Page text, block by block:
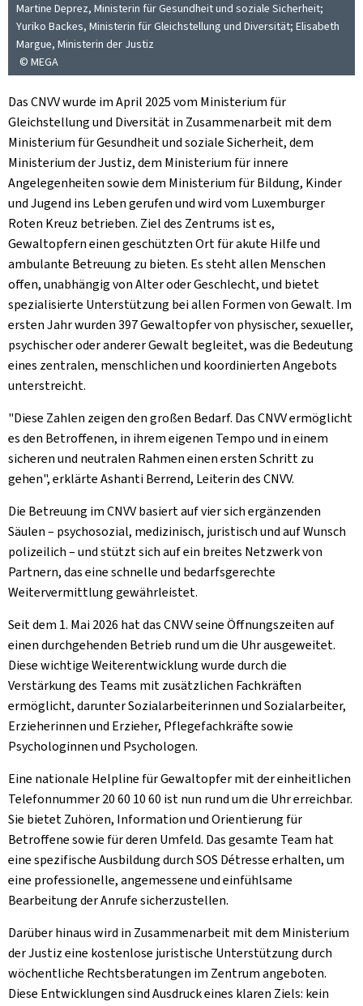
Martine Deprez, Ministerin für Gesundheit und soziale Sicherheit;
Yuriko Backes, Ministerin für Gleichstellung und Diversität; Elisabeth
Margue, Ministerin der Justiz
© MEGA
Das CNVV wurde im April 2025 vom Ministerium für
Gleichstellung und Diversität in Zusammenarbeit mit dem
Ministerium für Gesundheit und soziale Sicherheit, dem
Ministerium der Justiz, dem Ministerium für innere
Angelegenheiten sowie dem Ministerium für Bildung, Kinder
und Jugend ins Leben gerufen und wird vom Luxemburger
Roten Kreuz betrieben. Ziel des Zentrums ist es,
Gewaltopfern einen geschützten Ort für akute Hilfe und
ambulante Betreuung zu bieten. Es steht allen Menschen
offen, unabhängig von Alter oder Geschlecht, und bietet
spezialisierte Unterstützung bei allen Formen von Gewalt. Im
ersten Jahr wurden 397 Gewaltopfer von physischer, sexueller,
psychischer oder anderer Gewalt begleitet, was die Bedeutung
eines zentralen, menschlichen und koordinierten Angebots
unterstreicht.
"Diese Zahlen zeigen den großen Bedarf. Das CNVV ermöglicht
es den Betroffenen, in ihrem eigenen Tempo und in einem
sicheren und neutralen Rahmen einen ersten Schritt zu
gehen", erklärte Ashanti Berrend, Leiterin des CNVV.
Die Betreuung im CNVV basiert auf vier sich ergänzenden
Säulen – psychosozial, medizinisch, juristisch und auf Wunsch
polizeilich – und stützt sich auf ein breites Netzwerk von
Partnern, das eine schnelle und bedarfsgerechte
Weitervermittlung gewährleistet.
Seit dem 1. Mai 2026 hat das CNVV seine Öffnungszeiten auf
einen durchgehenden Betrieb rund um die Uhr ausgeweitet.
Diese wichtige Weiterentwicklung wurde durch die
Verstärkung des Teams mit zusätzlichen Fachkräften
ermöglicht, darunter Sozialarbeiterinnen und Sozialarbeiter,
Erzieherinnen und Erzieher, Pflegefachkräfte sowie
Psychologinnen und Psychologen.
Eine nationale Helpline für Gewaltopfer mit der einheitlichen
Telefonnummer 20 60 10 60 ist nun rund um die Uhr erreichbar.
Sie bietet Zuhören, Information und Orientierung für
Betroffene sowie für deren Umfeld. Das gesamte Team hat
eine spezifische Ausbildung durch SOS Détresse erhalten, um
eine professionelle, angemessene und einfühlsame
Bearbeitung der Anrufe sicherzustellen.
Darüber hinaus wird in Zusammenarbeit mit dem Ministerium
der Justiz eine kostenlose juristische Unterstützung durch
wöchentliche Rechtsberatungen im Zentrum angeboten.
Diese Entwicklungen sind Ausdruck eines klaren Ziels: kein